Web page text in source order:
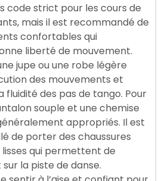
code strict pour les cours de
mais il est recommandé de
confortables qui
liberté de mouvement.
jupe ou une robe légère
des mouvements et
des pas de tango. Pour
souple et une chemise
appropriés. Il est
de porter des chaussures
qui permettent de
la piste de danse.